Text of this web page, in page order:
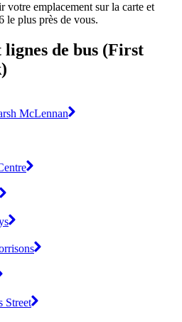
votre emplacement sur la carte et
le plus près de vous.
de bus (First
McLennan
Street